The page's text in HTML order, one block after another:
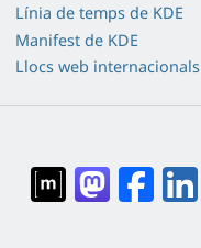
Línia de temps de KDE
Manifest de KDE
Llocs web internacionals